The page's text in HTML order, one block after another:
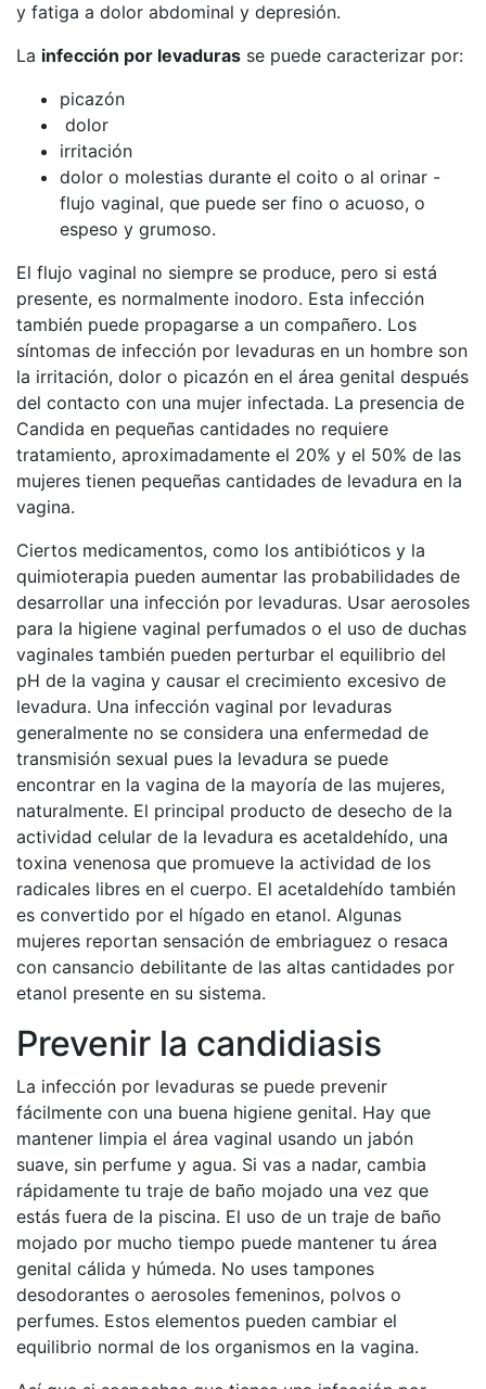
y fatiga a dolor abdominal y depresión.
La infección por levaduras se puede caracterizar por:
picazón
dolor
irritación
dolor o molestias durante el coito o al orinar -
flujo vaginal, que puede ser fino o acuoso, o
espeso y grumoso.
El flujo vaginal no siempre se produce, pero si está
presente, es normalmente inodoro. Esta infección
también puede propagarse a un compañero. Los
síntomas de infección por levaduras en un hombre son
la irritación, dolor o picazón en el área genital después
del contacto con una mujer infectada. La presencia de
Candida en pequeñas cantidades no requiere
tratamiento, aproximadamente el 20% y el 50% de las
mujeres tienen pequeñas cantidades de levadura en la
vagina.
Ciertos medicamentos, como los antibióticos y la
quimioterapia pueden aumentar las probabilidades de
desarrollar una infección por levaduras. Usar aerosoles
para la higiene vaginal perfumados o el uso de duchas
vaginales también pueden perturbar el equilibrio del
pH de la vagina y causar el crecimiento excesivo de
levadura. Una infección vaginal por levaduras
generalmente no se considera una enfermedad de
transmisión sexual pues la levadura se puede
encontrar en la vagina de la mayoría de las mujeres,
naturalmente. El principal producto de desecho de la
actividad celular de la levadura es acetaldehído, una
toxina venenosa que promueve la actividad de los
radicales libres en el cuerpo. El acetaldehído también
es convertido por el hígado en etanol. Algunas
mujeres reportan sensación de embriaguez o resaca
con cansancio debilitante de las altas cantidades por
etanol presente en su sistema.
Prevenir la candidiasis
La infección por levaduras se puede prevenir
fácilmente con una buena higiene genital. Hay que
mantener limpia el área vaginal usando un jabón
suave, sin perfume y agua. Si vas a nadar, cambia
rápidamente tu traje de baño mojado una vez que
estás fuera de la piscina. El uso de un traje de baño
mojado por mucho tiempo puede mantener tu área
genital cálida y húmeda. No uses tampones
desodorantes o aerosoles femeninos, polvos o
perfumes. Estos elementos pueden cambiar el
equilibrio normal de los organismos en la vagina.